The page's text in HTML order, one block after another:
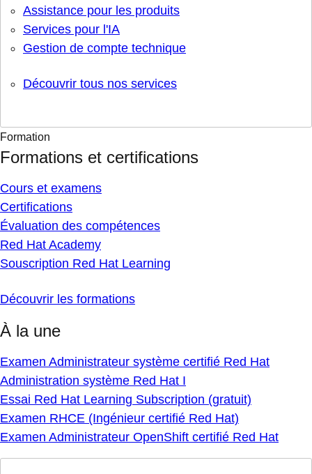
Assistance pour les produits
Services pour l'IA
Gestion de compte technique
Découvrir tous nos services
Formation
Formations et certifications
Cours et examens
Certifications
Évaluation des compétences
Red Hat Academy
Souscription Red Hat Learning
Découvrir les formations
À la une
Examen Administrateur système certifié Red Hat
Administration système Red Hat I
Essai Red Hat Learning Subscription (gratuit)
Examen RHCE (Ingénieur certifié Red Hat)
Examen Administrateur OpenShift certifié Red Hat